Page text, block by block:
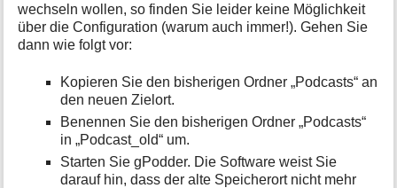
wechseln wollen, so finden Sie leider keine Möglichkeit
über die Configuration (warum auch immer!). Gehen Sie
dann wie folgt vor:
Kopieren Sie den bisherigen Ordner „Podcasts“ an
den neuen Zielort.
Benennen Sie den bisherigen Ordner „Podcasts“
in „Podcast_old“ um.
Starten Sie gPodder. Die Software weist Sie
darauf hin, dass der alte Speicherort nicht mehr